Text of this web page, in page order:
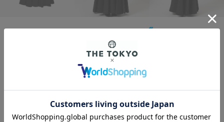
HARUNOBU MURATA
KATRINA
￥184,800
1680ポイント付与
カラー